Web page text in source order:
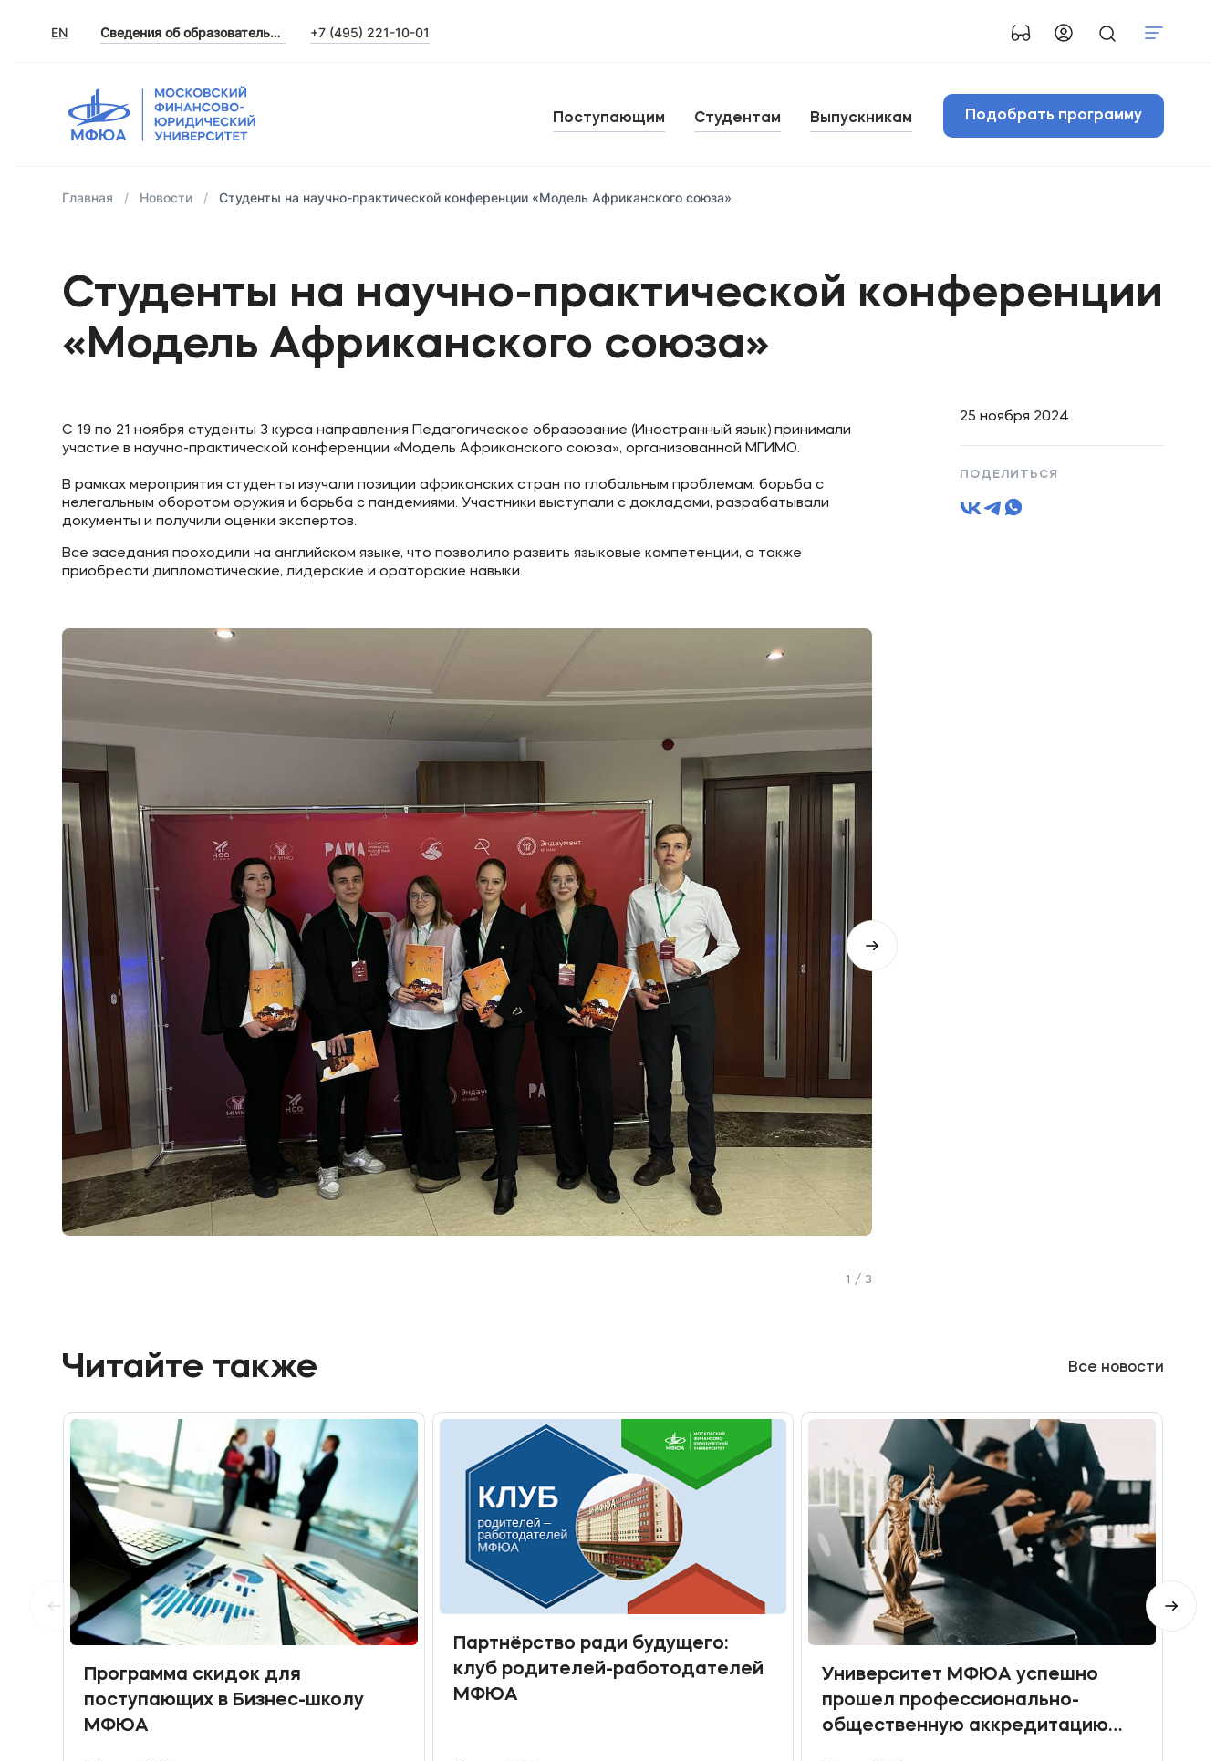
EN Сведения об образовательной организации +7 (495) 221-10-01
Поступающим Студентам Выпускникам Подобрать программу
Главная Новости Студенты на научно-практической конференции «Модель Африканского союза»
Студенты на научно-практической конференции
«Модель Африканского союза»
25 ноября 2024
ПОДЕЛИТЬСЯ
С 19 по 21 ноября студенты 3 курса направления Педагогическое образование (Иностранный язык) принимали
участие в научно-практической конференции «Модель Африканского союза», организованной МГИМО.
В рамках мероприятия студенты изучали позиции африканских стран по глобальным проблемам: борьба с
нелегальным оборотом оружия и борьба с пандемиями. Участники выступали с докладами, разрабатывали
документы и получили оценки экспертов.
Все заседания проходили на английском языке, что позволило развить языковые компетенции, а также
приобрести дипломатические, лидерские и ораторские навыки.
1 / 3
Читайте также Все новости
Программа скидок для
поступающих в Бизнес-школу
МФЮА
Партнёрство ради будущего:
клуб родителей-работодателей
МФЮА
Университет МФЮА успешно
прошел профессионально-
общественную аккредитацию